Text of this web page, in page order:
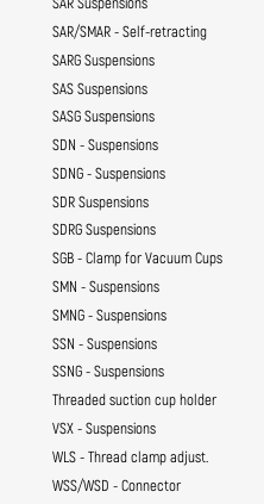
SAR Suspensions
SAR/SMAR - Self-retracting
SARG Suspensions
SAS Suspensions
SASG Suspensions
SDN - Suspensions
SDNG - Suspensions
SDR Suspensions
SDRG Suspensions
SGB - Clamp for Vacuum Cups
SMN - Suspensions
SMNG - Suspensions
SSN - Suspensions
SSNG - Suspensions
Threaded suction cup holder
VSX - Suspensions
WLS - Thread clamp adjust.
WSS/WSD - Connector